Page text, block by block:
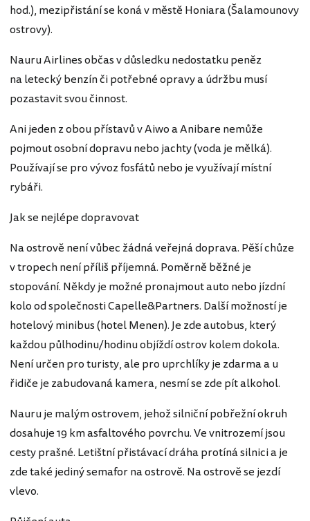
hod.), mezipřistání se koná v městě Honiara (Šalamounovy
ostrovy).
Nauru Airlines občas v důsledku nedostatku peněz
na letecký benzín či potřebné opravy a údržbu musí
pozastavit svou činnost.
Ani jeden z obou přístavů v Aiwo a Anibare nemůže
pojmout osobní dopravu nebo jachty (voda je mělká).
Používají se pro vývoz fosfátů nebo je využívají místní
rybáři.
Jak se nejlépe dopravovat
Na ostrově není vůbec žádná veřejná doprava. Pěší chůze
v tropech není příliš příjemná. Poměrně běžné je
stopování. Někdy je možné pronajmout auto nebo jízdní
kolo od společnosti Capelle&Partners. Další možností je
hotelový minibus (hotel Menen). Je zde autobus, který
každou půlhodinu/hodinu objíždí ostrov kolem dokola.
Není určen pro turisty, ale pro uprchlíky je zdarma a u
řidiče je zabudovaná kamera, nesmí se zde pít alkohol.
Nauru je malým ostrovem, jehož silniční pobřežní okruh
dosahuje 19 km asfaltového povrchu. Ve vnitrozemí jsou
cesty prašné. Letištní přistávací dráha protíná silnici a je
zde také jediný semafor na ostrově. Na ostrově se jezdí
vlevo.